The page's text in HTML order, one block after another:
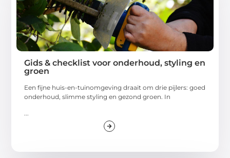
Gids & checklist voor onderhoud, styling en
groen
Een fijne huis-en-tuinomgeving draait om drie pijlers: goed
onderhoud, slimme styling en gezond groen. In
...